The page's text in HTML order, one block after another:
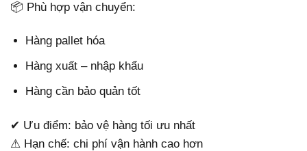
📦 Phù hợp vận chuyển:
Hàng pallet hóa
Hàng xuất – nhập khẩu
Hàng cần bảo quản tốt
✔ Ưu điểm: bảo vệ hàng tối ưu nhất
⚠ Hạn chế: chi phí vận hành cao hơn